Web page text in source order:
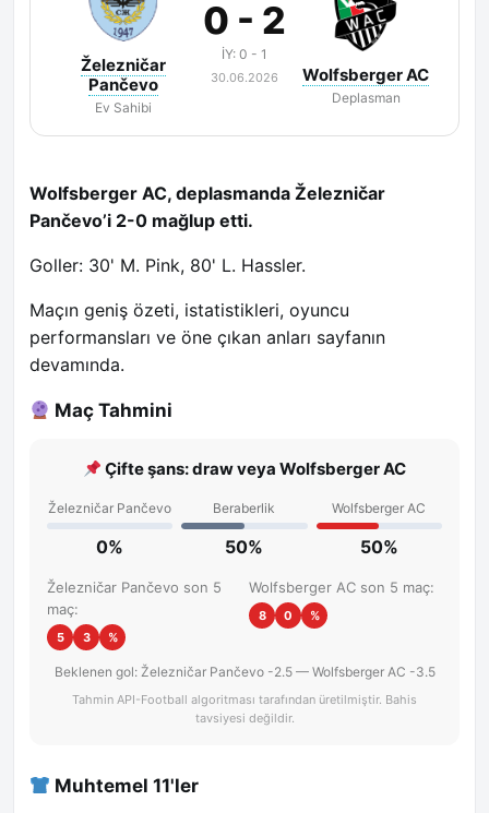
Železničar
Pančevo
Ev Sahibi
0 - 2
İY: 0 - 1
30.06.2026 Wolfsberger AC
Deplasman
Wolfsberger AC, deplasmanda Železničar
Pančevo’i 2-0 mağlup etti.
Goller: 30' M. Pink, 80' L. Hassler.
Maçın geniş özeti, istatistikleri, oyuncu
performansları ve öne çıkan anları sayfanın
devamında.
Maç Tahmini
Çifte şans: draw veya Wolfsberger AC
Železničar Pančevo
0%
Beraberlik
50%
Wolfsberger AC
50%
Železničar Pančevo son 5
maç:
5 3 %
Wolfsberger AC son 5 maç:
8 0 %
Beklenen gol: Železničar Pančevo -2.5 — Wolfsberger AC -3.5
Tahmin API-Football algoritması tarafından üretilmiştir. Bahis
tavsiyesi değildir.
Muhtemel 11'ler